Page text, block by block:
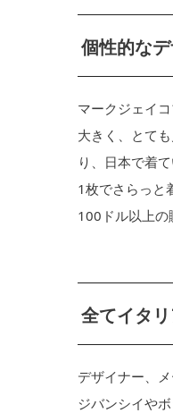
個性的な
マークジェイ
大きく、とて
り、日本で着
1枚でさらっと
100ドル以上の
全てイタ
デザイナー、
ジバンシイや